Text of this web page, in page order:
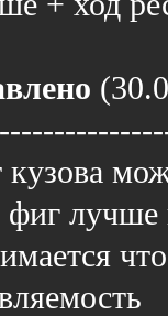
лучше